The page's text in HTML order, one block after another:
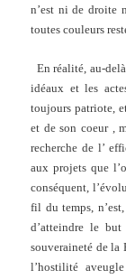
n’est ni de droite
toutes couleurs
En réalité, au-
idéaux et les
toujours patriote,
et de son coeur ,
recherche de l’
aux projets que
conséquent,
fil du temps,
d’atteindre le
souveraineté de la
l’hostilité